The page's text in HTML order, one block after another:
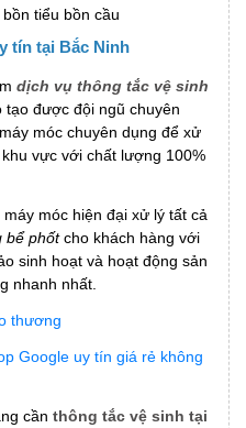
tiểu bồn cầu
tín tại Bắc Ninh
dịch vụ thông tắc vệ sinh
tạo được đội ngũ chuyên
móc chuyên dụng để xử
vực với chất lượng 100%
móc hiện đại xử lý tất cả
bể phốtcho khách hàng với
sinh hoạt và hoạt động sản
nhanh nhất.
thương
Google uy tín giá rẻ không
cần thông tắc vệ sinh tại